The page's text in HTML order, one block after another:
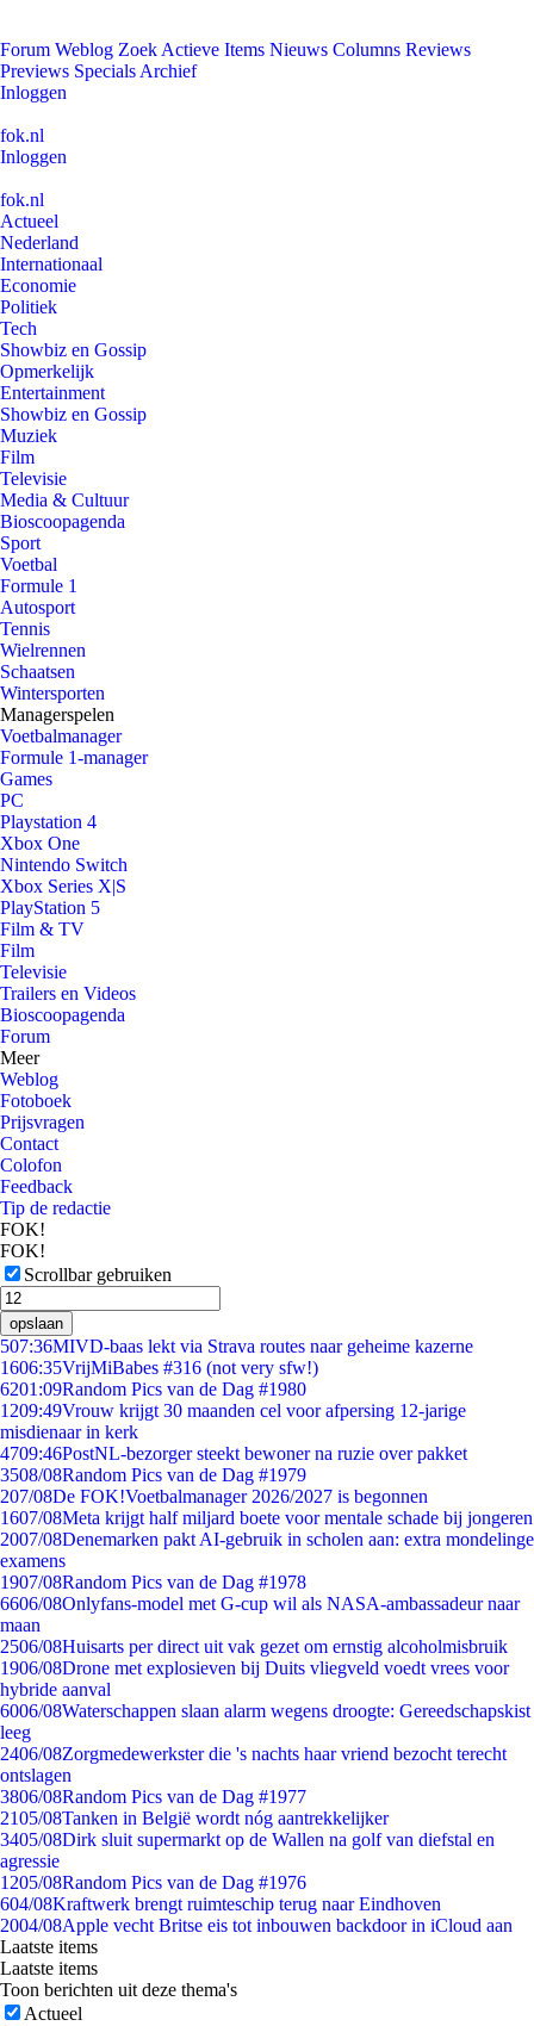
Forum Weblog Zoek Actieve Items Nieuws Columns Reviews
Previews Specials Archief
Inloggen
fok.nl
Inloggen
fok.nl
Actueel
Nederland
Internationaal
Economie
Politiek
Tech
Showbiz en Gossip
Opmerkelijk
Entertainment
Showbiz en Gossip
Muziek
Film
Televisie
Media & Cultuur
Bioscoopagenda
Sport
Voetbal
Formule 1
Autosport
Tennis
Wielrennen
Schaatsen
Wintersporten
Managerspelen
Voetbalmanager
Formule 1-manager
Games
PC
Playstation 4
Xbox One
Nintendo Switch
Xbox Series X|S
PlayStation 5
Film & TV
Film
Televisie
Trailers en Videos
Bioscoopagenda
Forum
Meer
Weblog
Fotoboek
Prijsvragen
Contact
Colofon
Feedback
Tip de redactie
FOK!
FOK!
Scrollbar gebruiken
opslaan
507:36MIVD-baas lekt via Strava routes naar geheime kazerne
1606:35VrijMiBabes #316 (not very sfw!)
6201:09Random Pics van de Dag #1980
1209:49Vrouw krijgt 30 maanden cel voor afpersing 12-jarige
misdienaar in kerk
4709:46PostNL-bezorger steekt bewoner na ruzie over pakket
3508/08Random Pics van de Dag #1979
207/08De FOK!Voetbalmanager 2026/2027 is begonnen
1607/08Meta krijgt half miljard boete voor mentale schade bij jongeren
2007/08Denemarken pakt AI-gebruik in scholen aan: extra mondelinge
examens
1907/08Random Pics van de Dag #1978
6606/08Onlyfans-model met G-cup wil als NASA-ambassadeur naar
maan
2506/08Huisarts per direct uit vak gezet om ernstig alcoholmisbruik
1906/08Drone met explosieven bij Duits vliegveld voedt vrees voor
hybride aanval
6006/08Waterschappen slaan alarm wegens droogte: Gereedschapskist
leeg
2406/08Zorgmedewerkster die 's nachts haar vriend bezocht terecht
ontslagen
3806/08Random Pics van de Dag #1977
2105/08Tanken in België wordt nóg aantrekkelijker
3405/08Dirk sluit supermarkt op de Wallen na golf van diefstal en
agressie
1205/08Random Pics van de Dag #1976
604/08Kraftwerk brengt ruimteschip terug naar Eindhoven
2004/08Apple vecht Britse eis tot inbouwen backdoor in iCloud aan
Laatste items
Laatste items
Toon berichten uit deze thema's
Actueel